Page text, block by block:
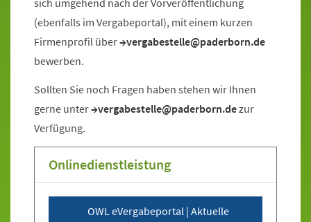
sich umgehend nach der Vorveröffentlichung
(ebenfalls im Vergabeportal), mit einem kurzen
Firmenprofil über
vergabestelle@paderborn.de
bewerben.
Sollten Sie noch Fragen haben stehen wir Ihnen
gerne unter
vergabestelle@paderborn.dezur
Verfügung.
Onlinedienstleistung
Sprung zur Icon Legende.
OWL eVergabeportal | Aktuelle